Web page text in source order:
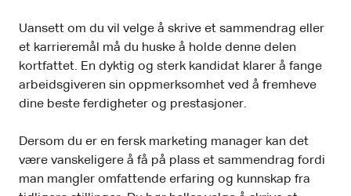
Uansett om du vil velge å skrive et sammendrag eller
et karrieremål må du huske å holde denne delen
kortfattet. En dyktig og sterk kandidat klarer å fange
arbeidsgiveren sin oppmerksomhet ved å fremheve
dine beste ferdigheter og prestasjoner.
Dersom du er en fersk marketing manager kan det
være vanskeligere å få på plass et sammendrag fordi
man mangler omfattende erfaring og kunnskap fra